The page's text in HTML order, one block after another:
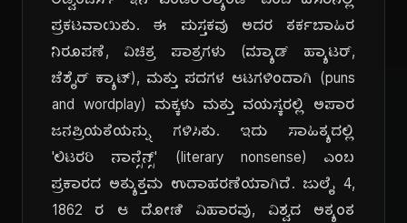
ಪ್ರಕಟವಾಯಿತು. ಈ ಪುಸ್ತಕವು ಅದರ ತರ್ಕಬಾಹಿರ
ನಿರೂಪಣೆ, ವಿಚಿತ್ರ ಪಾತ್ರಗಳು (ಮ್ಯಾಡ್ ಹ್ಯಾಟರ್,
ಚೆಶೈರ್ ಕ್ಯಾಟ್), ಮತ್ತು ಪದಗಳ ಆಟಗಳಿಂದಾಗಿ (puns
and wordplay) ಮಕ್ಕಳು ಮತ್ತು ವಯಸ್ಕರಲ್ಲಿ ಅಪಾರ
ಜನಪ್ರಿಯತೆಯನ್ನು ಗಳಿಸಿತು. ಇದು ಸಾಹಿತ್ಯದಲ್ಲಿ
'ಲಿಟರರಿ ನಾನ್ಸೆನ್ಸ್' (literary nonsense) ಎಂಬ
ಪ್ರಕಾರದ ಅತ್ಯುತ್ತಮ ಉದಾಹರಣೆಯಾಗಿದೆ. ಜುಲೈ 4,
1862 ರ ಆ ದೋಣಿ ವಿಹಾರವು, ವಿಶ್ವದ ಅತ್ಯಂತ